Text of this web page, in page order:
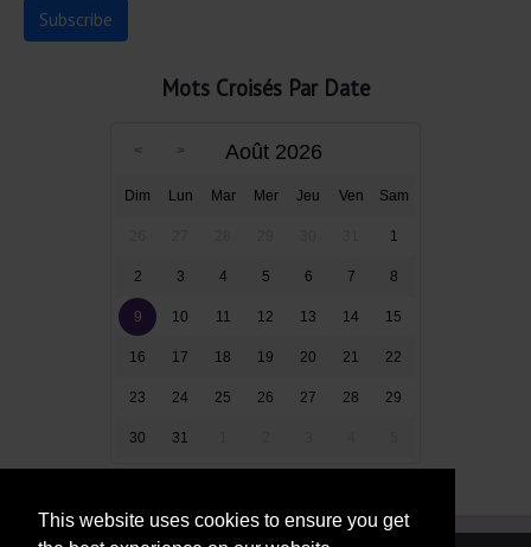
This website uses cookies to ensure you get
Mots Croisés Par Date
Août 2026
Dim Lun Mar Mer Jeu Ven Sam
1
2 3 4 5 6 7 8
9 10 11 12 13 14 15
16 17 18 19 20 21 22
23 24 25 26 27 28 29
30 31